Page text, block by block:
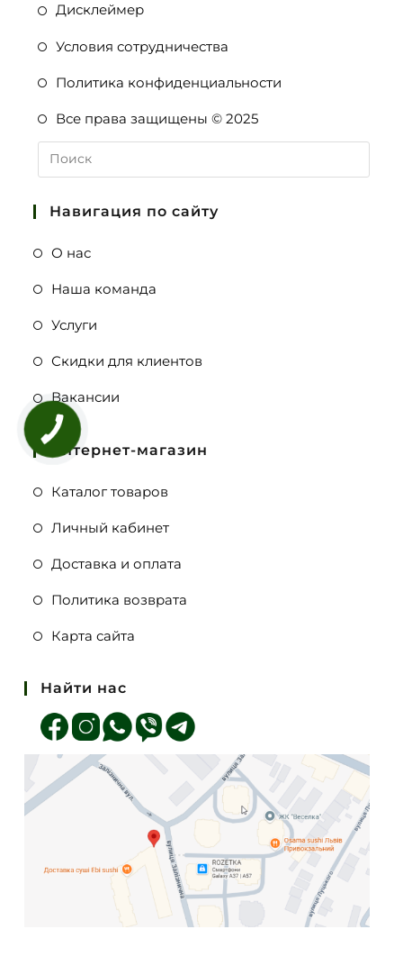
Дисклеймер
Условия сотрудничества
Политика конфиденциальности
Все права защищены © 2025
Навигация по сайту
О нас
Наша команда
Услуги
Скидки для клиентов
Вакансии
Интернет-магазин
Каталог товаров
Личный кабинет
Доставка и оплата
Политика возврата
Карта сайта
Найти нас